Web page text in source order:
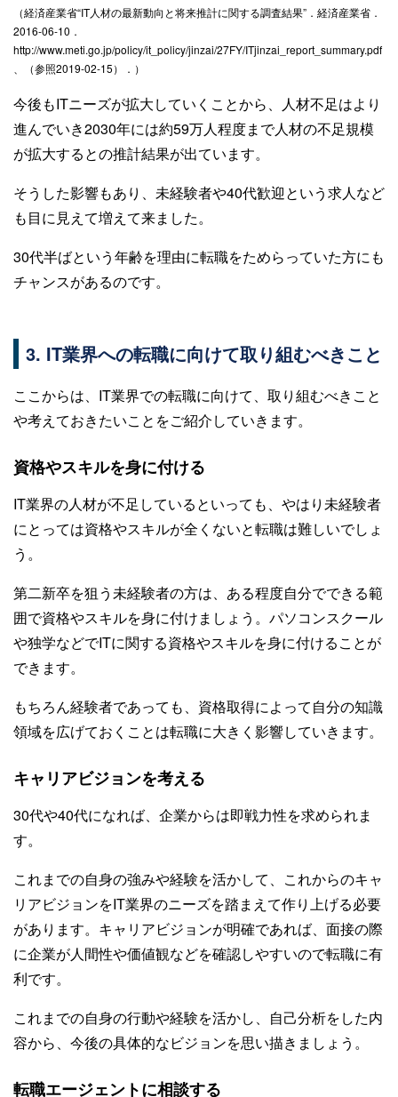
（経済産業省“IT人材の最新動向と将来推計に関する調査結果”．経済産業省．
2016-06-10．
http://www.meti.go.jp/policy/it_policy/jinzai/27FY/ITjinzai_report_summary.pdf
、（参照2019-02-15）．）
今後もITニーズが拡大していくことから、人材不足はより
進んでいき2030年には約59万人程度まで人材の不足規模
が拡大するとの推計結果が出ています。
そうした影響もあり、未経験者や40代歓迎という求人など
も目に見えて増えて来ました。
30代半ばという年齢を理由に転職をためらっていた方にも
チャンスがあるのです。
3. IT業界への転職に向けて取り組むべきこと
ここからは、IT業界での転職に向けて、取り組むべきこと
や考えておきたいことをご紹介していきます。
資格やスキルを身に付ける
IT業界の人材が不足しているといっても、やはり未経験者
にとっては資格やスキルが全くないと転職は難しいでしょ
う。
第二新卒を狙う未経験者の方は、ある程度自分でできる範
囲で資格やスキルを身に付けましょう。パソコンスクール
や独学などでITに関する資格やスキルを身に付けることが
できます。
もちろん経験者であっても、資格取得によって自分の知識
領域を広げておくことは転職に大きく影響していきます。
キャリアビジョンを考える
30代や40代になれば、企業からは即戦力性を求められま
す。
これまでの自身の強みや経験を活かして、これからのキャ
リアビジョンをIT業界のニーズを踏まえて作り上げる必要
があります。キャリアビジョンが明確であれば、面接の際
に企業が人間性や価値観などを確認しやすいので転職に有
利です。
これまでの自身の行動や経験を活かし、自己分析をした内
容から、今後の具体的なビジョンを思い描きましょう。
転職エージェントに相談する